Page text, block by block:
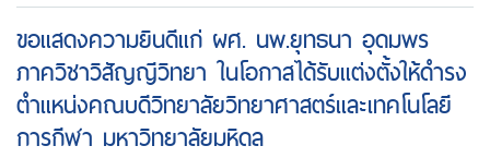
ขอแสดงความยินดีแก่ ผศ. นพ.ยุทธนา อุดมพร
ภาควิชาวิสัญญีวิทยา ในโอกาสได้รับแต่งตั้งให้ดำรง
ตำแหน่งคณบดีวิทยาลัยวิทยาศาสตร์และเทคโนโลยี
การกีฬา มหาวิทยาลัยมหิดล